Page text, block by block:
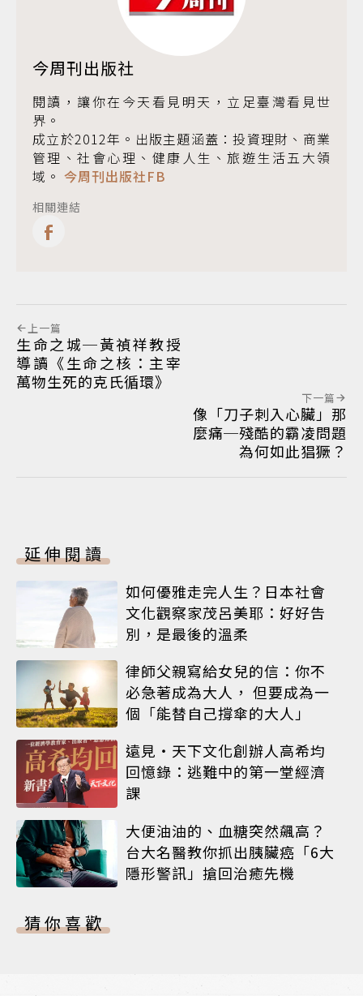
今周刊出版社
閱讀，讓你在今天看見明天，立足臺灣看見世
界。
成立於2012年。出版主題涵蓋：投資理財、商業
管理、社會心理、健康人生、旅遊生活五大領
域。 今周刊出版社FB
相關連結
上一篇
生命之城─黃禎祥教授
導讀《生命之核：主宰
萬物生死的克氏循環》
下一篇
像「刀子刺入心臟」那
麼痛─殘酷的霸凌問題
為何如此猖獗？
延伸閱讀
如何優雅走完人生？日本社會
文化觀察家茂呂美耶：好好告
別，是最後的溫柔
律師父親寫給女兒的信：你不
必急著成為大人， 但要成為一
個「能替自己撐傘的大人」
遠見‧天下文化創辦人高希均
回憶錄：逃難中的第一堂經濟
課
大便油油的、血糖突然飆高？
台大名醫教你抓出胰臟癌「6大
隱形警訊」搶回治癒先機
猜你喜歡